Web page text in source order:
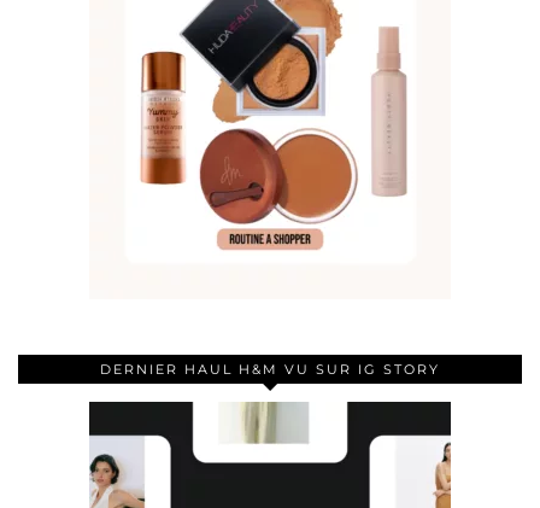
DERNIER HAUL H&M VU SUR IG STORY